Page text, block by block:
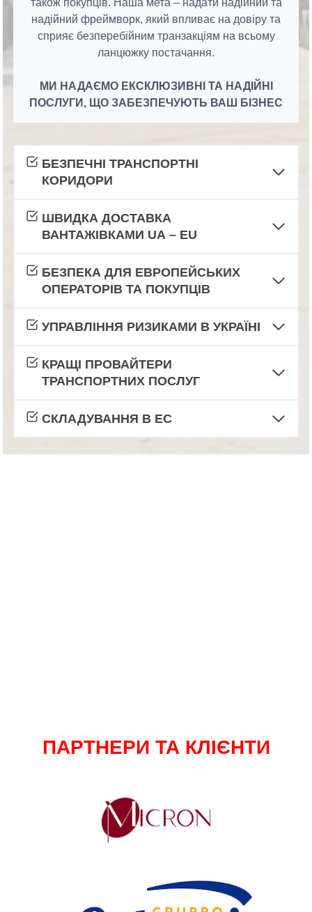
надійний фреймворк, який впливає на довіру та
сприяє безперебійним транзакціям на всьому
ланцюжку постачання.
МИ НАДАЄМО ЕКСКЛЮЗИВНІ ТА НАДІЙНІ
ПОСЛУГИ, ЩО ЗАБЕЗПЕЧУЮТЬ ВАШ БІЗНЕС
БЕЗПЕЧНІ ТРАНСПОРТНІ
КОРИДОРИ
ШВИДКА ДОСТАВКА
ВАНТАЖІВКАМИ UА – EU
БЕЗПЕКА ДЛЯ ЕВРОПЕЙСЬКИХ
ОПЕРАТОРІВ ТА ПОКУПЦІВ
УПРАВЛІННЯ РИЗИКАМИ В УКРАЇНІ
КРАЩІ ПРОВАЙТЕРИ
ТРАНСПОРТНИХ ПОСЛУГ
СКЛАДУВАННЯ В ЕС
ПАРТНЕРИ ТА КЛІЄНТИ